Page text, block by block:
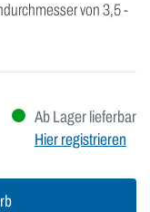
von 3,5 -
Ab Lager lieferbar
Hier registrieren